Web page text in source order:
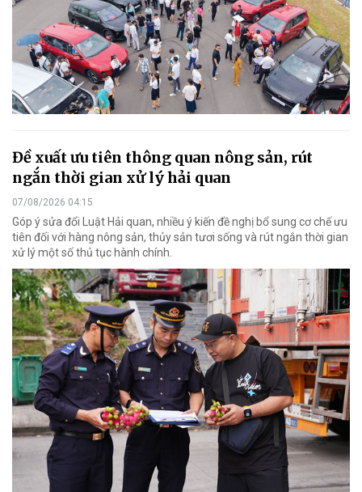
Đề xuất ưu tiên thông quan nông sản, rút
ngắn thời gian xử lý hải quan
07/08/2026 04:15
Góp ý sửa đổi Luật Hải quan, nhiều ý kiến đề nghị bổ sung cơ chế ưu
tiên đối với hàng nông sản, thủy sản tươi sống và rút ngắn thời gian
xử lý một số thủ tục hành chính.